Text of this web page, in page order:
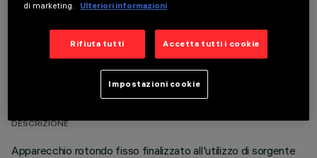
DATI TECNICI
ULTIMO AGGIORNAMENTO: 06/08/2026
DESCRIZIONE
Apparecchio rotondo fisso finalizzato all'utilizzo di sorgente
di marketing.
Ulteriori informazioni
Rifiuta tutti Accetta tutti i cookie
Impostazioni cookie